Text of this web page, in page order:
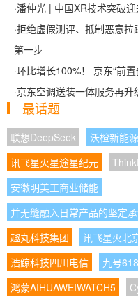
·潘仲光 | 中国XR技术突破
·拒绝虚假测评、抵制恶意拉
第一步
·环比增长100%！ 京东“前
·京东空调送装一体服务再
最话题
联想DeepSeek 沃橙新能源
讯飞星火星途星纪元
安徽明美工商业储能
并无缝融入日常产品的坚定
趣丸科技集团
讯飞星火北
浩鲸科技四川电信
九号618
鸿蒙AIHUAWEIWATCH5